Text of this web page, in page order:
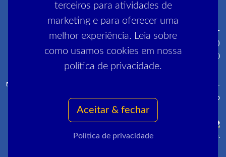
terceiros para atividades de
marketing e para oferecer uma
melhor experiência. Leia sobre
como usamos cookies em nossa
política de privacidade.
Aceitar & fechar
Política de privacidade
Rua Pedro Lessa, 35 2º, 3º e 5º andares - Centro - CEP: 20030-
030 (próximo ao metrô Cinelândia)
R. Manai, 180 - Campo Grande - CEP 23052-220
Sinpro-
Rio
Copyrights © 2022 All Rights Reserved by Sinpro-Rio.